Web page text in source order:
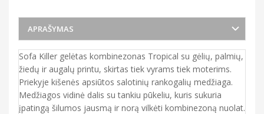
APRAŠYMAS
Sofa Killer gelėtas kombinezonas Tropical su gėlių, palmių,
žiedų ir augalų printu, skirtas tiek vyrams tiek moterims.
Priekyje kišenės apsiūtos salotinių rankogalių medžiaga.
Medžiagos vidinė dalis su tankiu pūkeliu, kuris sukuria
įpatingą šilumos jausmą ir norą vilkėti kombinezoną nuolat.